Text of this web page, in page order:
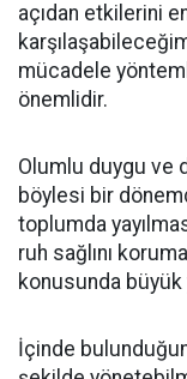
açıdan etkilerini
mücadele
önemlidir.
Olumlu duygu ve
böylesi bir
toplumda
ruh sağlını
konusunda büyük
İçinde